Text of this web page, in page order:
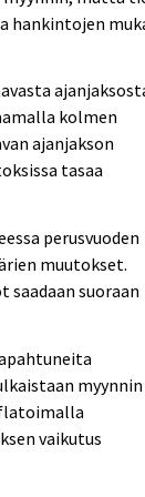
hankintojen
kolmen
ajanjakson
tasaa
perusvuoden
muutokset.
saadaan suoraan
myynnin
vaikutus